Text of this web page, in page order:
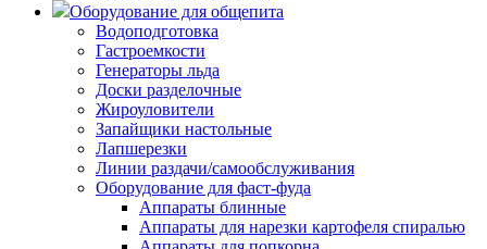
Оборудование для общепита
Водоподготовка
Гастроемкости
Генераторы льда
Доски разделочные
Жироуловители
Запайщики настольные
Лапшерезки
Линии раздачи/самообслуживания
Оборудование для фаст-фуда
Аппараты блинные
Аппараты для нарезки картофеля спиралью